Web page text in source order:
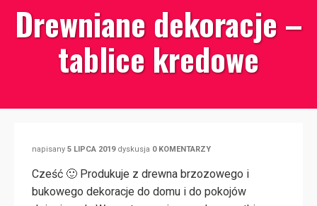
Drewniane dekoracje –
tablice kredowe
napisany 5 LIPCA 2019 dyskusja 0 KOMENTARZY
Cześć 🙂 Produkuje z drewna brzozowego i
bukowego dekoracje do domu i do pokojów